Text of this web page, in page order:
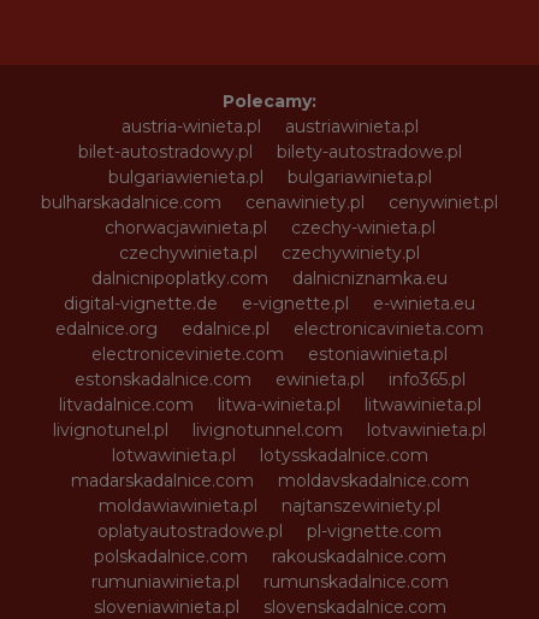
Polecamy:
austria-winieta.pl
austriawinieta.pl
bilet-autostradowy.pl
bilety-autostradowe.pl
bulgariawienieta.pl
bulgariawinieta.pl
bulharskadalnice.com
cenawiniety.pl
cenywiniet.pl
chorwacjawinieta.pl
czechy-winieta.pl
czechywinieta.pl
czechywiniety.pl
dalnicnipoplatky.com
dalnicniznamka.eu
digital-vignette.de
e-vignette.pl
e-winieta.eu
edalnice.org
edalnice.pl
electronicavinieta.com
electroniceviniete.com
estoniawinieta.pl
estonskadalnice.com
ewinieta.pl
info365.pl
litvadalnice.com
litwa-winieta.pl
litwawinieta.pl
livignotunel.pl
livignotunnel.com
lotvawinieta.pl
lotwawinieta.pl
lotysskadalnice.com
madarskadalnice.com
moldavskadalnice.com
moldawiawinieta.pl
najtanszewiniety.pl
oplatyautostradowe.pl
pl-vignette.com
polskadalnice.com
rakouskadalnice.com
rumuniawinieta.pl
rumunskadalnice.com
sloveniawinieta.pl
slovenskadalnice.com